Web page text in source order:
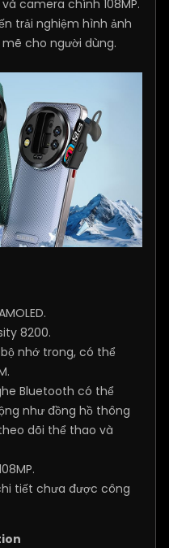
camera chính 108MP.
trải nghiệm hình ảnh
cho người dùng.
8200.
bộ nhớ trong, có thể
Bluetooth có thể
như đồng hồ thông
dõi thể thao và
tiết chưa được công